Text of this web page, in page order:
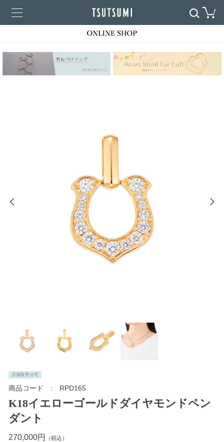
店舗取寄せ可
商品コード RPD165
K18イエローゴールドダイヤモンドペン
ダント
270,000円 （税込）